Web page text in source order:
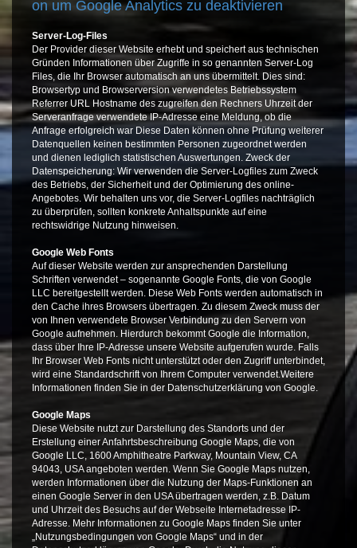
on um Google Analytics zu deaktivieren
Server-Log-Files
Der Provider dieser Website erhebt und speichert aus technischen
Gründen Informationen über Zugriffe in so genannten Server-Log
Files, die Ihr Browser automatisch an uns übermittelt. Dies sind:
Browsertyp und Browserversion verwendetes Betriebssystem
Referrer URL Hostname des zugreifen den Rechners Uhrzeit der
Serveranfrage verwendete IP-Adresse eine Meldung, ob die
Anfrage erfolgreich war Diese Daten können ohne Prüfung weiterer
Datenquellen keinen bestimmten Personen zugeordnet werden
und dienen lediglich statistischen Auswertungen. Zweck der
Datenspeicherung: Wir verwenden die Server-Logfiles zum Zweck
des Betriebs, der Sicherheit und der Optimierung des online-
Angebotes. Wir behalten uns vor, die Server-Logfiles nachträglich
zu überprüfen, sollten konkrete Anhaltspunkte auf eine
rechtswidrige Nutzung hinweisen.
Google Web Fonts
Auf dieser Website werden zur ansprechenden Darstellung
Schriften verwendet – sogenannte Google Fonts, die von Google
LLC bereitgestellt werden. Diese Web Fonts werden automatisch in
den Cache ihres Browsers übertragen. Zu diesem Zweck muss der
von Ihnen verwendete Browser Verbindung zu den Servern von
Google aufnehmen. Hierdurch bekommt Google die Information,
dass über Ihre IP-Adresse unsere Website aufgerufen wurde. Falls
Ihr Browser Web Fonts nicht unterstützt oder den Zugriff unterbindet,
wird eine Standardschrift von Ihrem Computer verwendet.Weitere
Informationen finden Sie in der Datenschutzerklärung von Google.
Google Maps
Diese Website nutzt zur Darstellung des Standorts und der
Erstellung einer Anfahrtsbeschreibung Google Maps, die von
Google LLC, 1600 Amphitheatre Parkway, Mountain View, CA
94043, USA angeboten werden. Wenn Sie Google Maps nutzen,
werden Informationen über die Nutzung der Maps-Funktionen an
einen Google Server in den USA übertragen werden, z.B. Datum
und Uhrzeit des Besuchs auf der Webseite Internetadresse IP-
Adresse. Mehr Informationen zu Google Maps finden Sie unter
„Nutzungsbedingungen von Google Maps“ und in der